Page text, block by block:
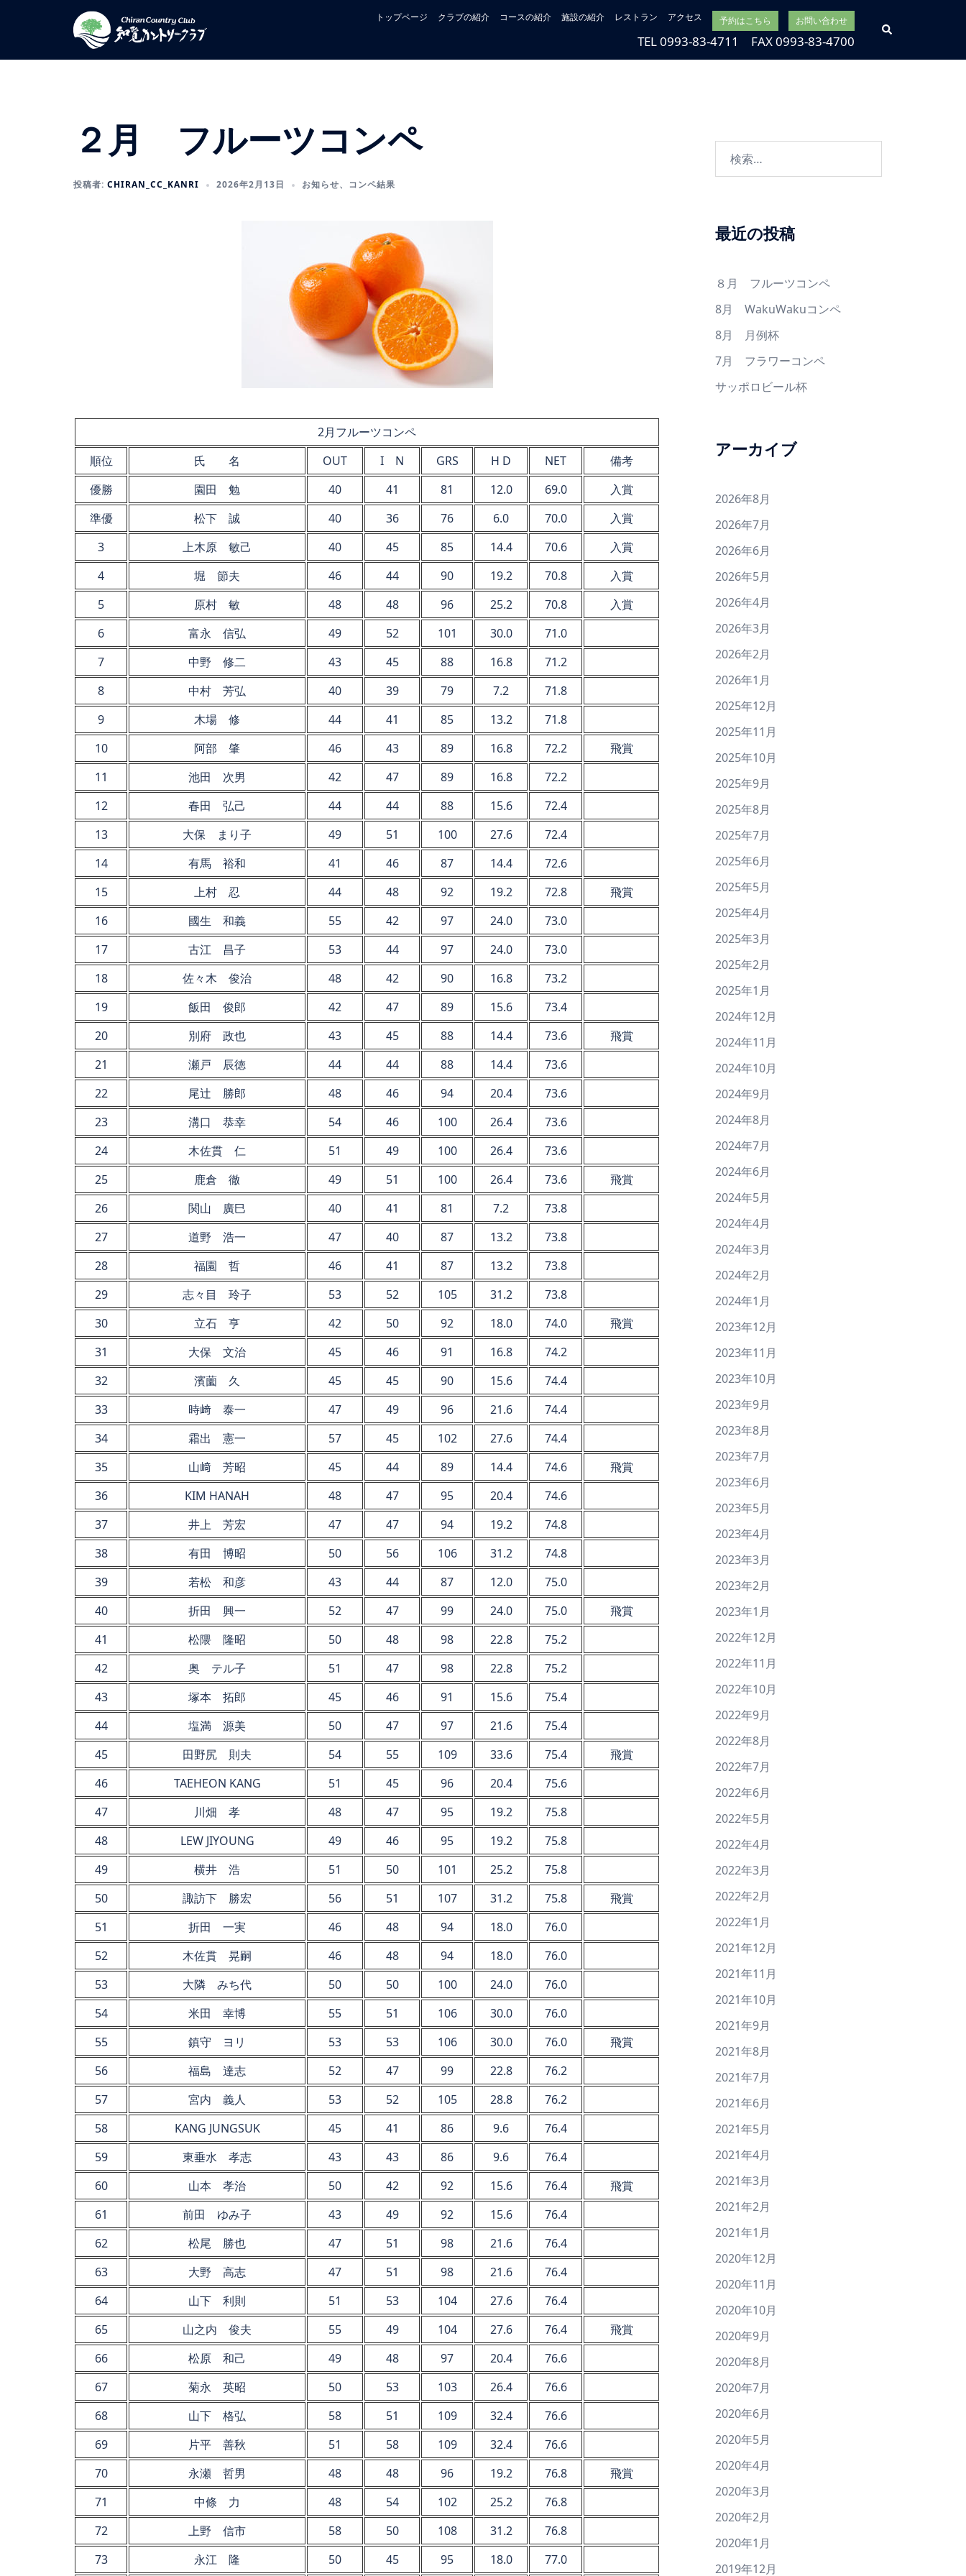
ン
トップページ クラブの紹介 コースの紹介 施設の紹介 レストラン アクセス 予約はこちら お問い合わせ
TEL 0993-83-4711 FAX 0993-83-4700
検
索
２月 フルーツコンペ
投稿者: CHIRAN_CC_KANRI 2026年2月13日 お知らせ、 コンペ結果
2月フルーツコンペ
順位
氏 名 OUT I N GRS H D NET
備考
優勝
園田 勉 40 41 81 12.0 69.0
入賞
準優
松下 誠 40 36 76 6.0 70.0
入賞
3
上木原 敏己 40 45 85 14.4 70.6
入賞
4
堀 節夫 46 44 90 19.2 70.8
入賞
5
原村 敏 48 48 96 25.2 70.8
入賞
6
富永 信弘 49 52 101 30.0
71.0
7
中野 修二 43 45 88 16.8
71.2
8
中村 芳弘 40 39 79 7.2
71.8
9
木場 修 44 41 85 13.2
71.8
10
阿部 肇 46 43 89 16.8 72.2
飛賞
11
池田 次男 42 47 89 16.8
72.2
12
春田 弘己 44 44 88 15.6
72.4
13
大保 まり子 49 51 100 27.6
72.4
14
有馬 裕和 41 46 87 14.4
72.6
15
上村 忍 44 48 92 19.2 72.8
飛賞
16
國生 和義 55 42 97 24.0
73.0
17
古江 昌子 53 44 97 24.0
73.0
18
佐々木 俊治 48 42 90 16.8
73.2
19
飯田 俊郎 42 47 89 15.6
73.4
20
別府 政也 43 45 88 14.4 73.6
飛賞
21
瀬戸 辰徳 44 44 88 14.4
73.6
22
尾辻 勝郎 48 46 94 20.4
73.6
23
溝口 恭幸 54 46 100 26.4
73.6
24
木佐貫 仁 51 49 100 26.4
73.6
25
鹿倉 徹 49 51 100 26.4 73.6
飛賞
26
関山 廣巳 40 41 81 7.2
73.8
27
道野 浩一 47 40 87 13.2
73.8
28
福園 哲 46 41 87 13.2
73.8
29
志々目 玲子 53 52 105 31.2
73.8
30
立石 亨 42 50 92 18.0 74.0
飛賞
31
大保 文治 45 46 91 16.8
74.2
32
濱薗 久 45 45 90 15.6
74.4
33
時﨑 泰一 47 49 96 21.6
74.4
34
霜出 憲一 57 45 102 27.6
74.4
35
山﨑 芳昭 45 44 89 14.4 74.6
飛賞
36
KIM HANAH 48 47 95 20.4
74.6
37
井上 芳宏 47 47 94 19.2
74.8
38
有田 博昭 50 56 106 31.2
74.8
39
若松 和彦 43 44 87 12.0
75.0
40
折田 興一 52 47 99 24.0 75.0
飛賞
41
松隈 隆昭 50 48 98 22.8
75.2
42
奥 テル子 51 47 98 22.8
75.2
43
塚本 拓郎 45 46 91 15.6
75.4
44
塩満 源美 50 47 97 21.6
75.4
45
田野尻 則夫 54 55 109 33.6 75.4
飛賞
46
TAEHEON KANG 51 45 96 20.4
75.6
47
川畑 孝 48 47 95 19.2
75.8
48
LEW JIYOUNG 49 46 95 19.2
75.8
49
横井 浩 51 50 101 25.2
75.8
50
諏訪下 勝宏 56 51 107 31.2 75.8
飛賞
51
折田 一実 46 48 94 18.0
76.0
52
木佐貫 晃嗣 46 48 94 18.0
76.0
53
大隣 みち代 50 50 100 24.0
76.0
54
米田 幸博 55 51 106 30.0
76.0
55
鎮守 ヨリ 53 53 106 30.0 76.0
飛賞
56
福島 達志 52 47 99 22.8
76.2
57
宮内 義人 53 52 105 28.8
76.2
58
KANG JUNGSUK 45 41 86 9.6
76.4
59
東垂水 孝志 43 43 86 9.6
76.4
60
山本 孝治 50 42 92 15.6 76.4
飛賞
61
前田 ゆみ子 43 49 92 15.6
76.4
62
松尾 勝也 47 51 98 21.6
76.4
63
大野 高志 47 51 98 21.6
76.4
64
山下 利則 51 53 104 27.6
76.4
65
山之内 俊夫 55 49 104 27.6 76.4
飛賞
66
松原 和己 49 48 97 20.4
76.6
67
菊永 英昭 50 53 103 26.4
76.6
68
山下 格弘 58 51 109 32.4
76.6
69
片平 善秋 51 58 109 32.4
76.6
70
永瀬 哲男 48 48 96 19.2 76.8
飛賞
71
中條 力 48 54 102 25.2
76.8
72
上野 信市 58 50 108 31.2
76.8
73
永江 隆 50 45 95 18.0 77.0
最近の投稿
８月 フルーツコンペ
8月 WakuWakuコンペ
8月 月例杯
7月 フラワーコンペ
サッポロビール杯
アーカイブ
2026年8月
2026年7月
2026年6月
2026年5月
2026年4月
2026年3月
2026年2月
2026年1月
2025年12月
2025年11月
2025年10月
2025年9月
2025年8月
2025年7月
2025年6月
2025年5月
2025年4月
2025年3月
2025年2月
2025年1月
2024年12月
2024年11月
2024年10月
2024年9月
2024年8月
2024年7月
2024年6月
2024年5月
2024年4月
2024年3月
2024年2月
2024年1月
2023年12月
2023年11月
2023年10月
2023年9月
2023年8月
2023年7月
2023年6月
2023年5月
2023年4月
2023年3月
2023年2月
2023年1月
2022年12月
2022年11月
2022年10月
2022年9月
2022年8月
2022年7月
2022年6月
2022年5月
2022年4月
2022年3月
2022年2月
2022年1月
2021年12月
2021年11月
2021年10月
2021年9月
2021年8月
2021年7月
2021年6月
2021年5月
2021年4月
2021年3月
2021年2月
2021年1月
2020年12月
2020年11月
2020年10月
2020年9月
2020年8月
2020年7月
2020年6月
2020年5月
2020年4月
2020年3月
2020年2月
2020年1月
2019年12月